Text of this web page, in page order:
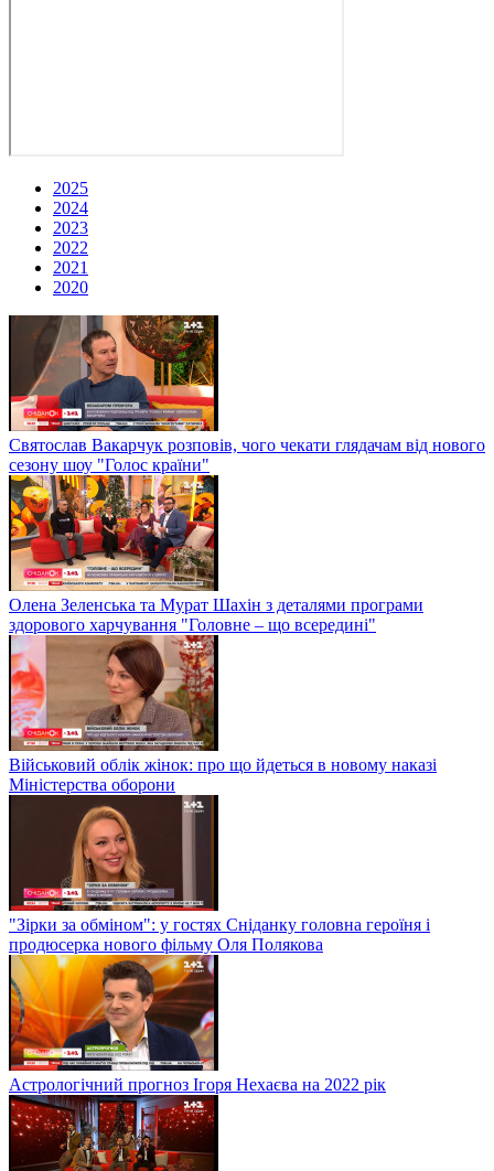
2025
2024
2023
2022
2021
2020
Святослав Вакарчук розповів, чого чекати глядачам від нового
сезону шоу "Голос країни"
Олена Зеленська та Мурат Шахін з деталями програми
здорового харчування "Головне – що всередині"
Військовий облік жінок: про що йдеться в новому наказі
Міністерства оборони
"Зірки за обміном": у гостях Сніданку головна героїня і
продюсерка нового фільму Оля Полякова
Астрологічний прогноз Ігоря Нехаєва на 2022 рік